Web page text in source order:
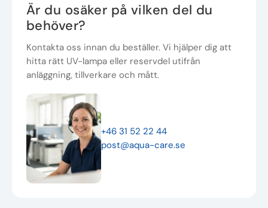
Är du osäker på vilken del du
behöver?
Kontakta oss innan du beställer. Vi hjälper dig att
hitta rätt UV-lampa eller reservdel utifrån
anläggning, tillverkare och mått.
+46 31 52 22 44
post@aqua-care.se